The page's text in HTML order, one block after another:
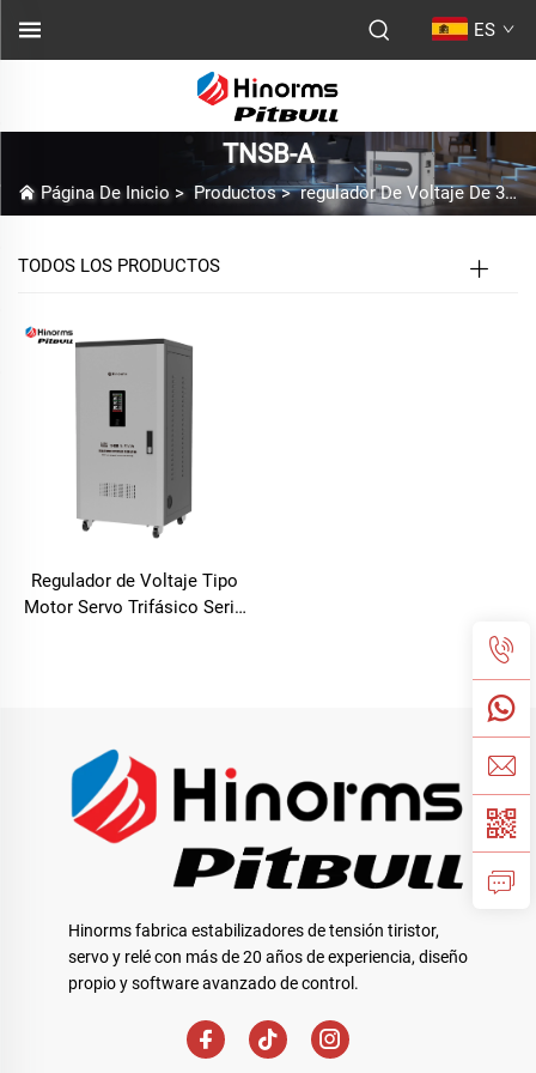
ES
TNSB-A
Página De Inicio > Productos>regulador De Voltaje De 3 Fases
TODOS LOS PRODUCTOS
Regulador de Voltaje Tipo
Motor Servo Trifásico Serie
Hinorms fabrica estabilizadores de tensión tiristor,
servo y relé con más de 20 años de experiencia, diseño
propio y software avanzado de control.